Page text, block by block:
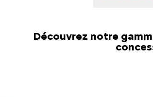
OCCASIONS FAIBLE
NOS
Découvrez notre